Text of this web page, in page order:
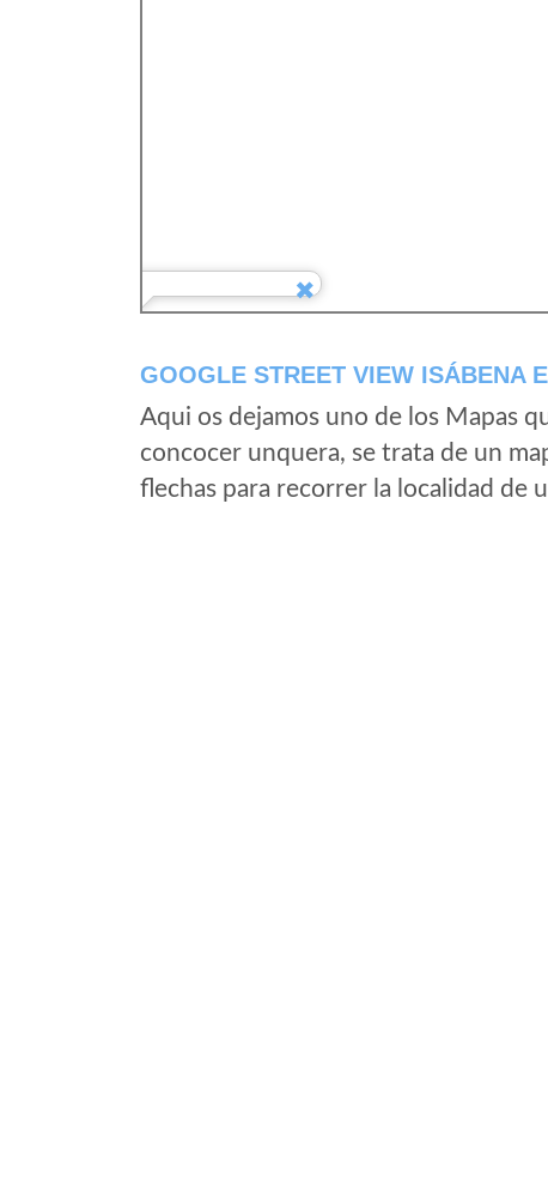
GOOGLE STREET VIEW ISÁBENA
Aqui os dejamos uno de los Mapas
concocer unquera, se trata de un
flechas para recorrer la localidad de